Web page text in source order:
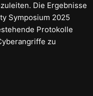
Die Ergebnisse
Symposium 2025
Protokolle
zu